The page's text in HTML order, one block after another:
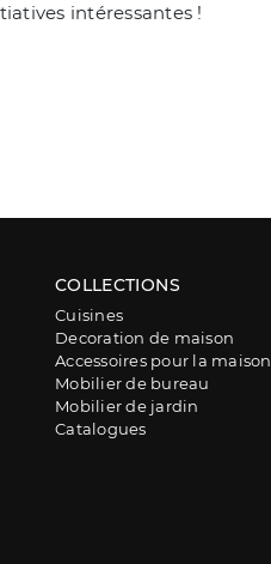
intéressantes !
COLLECTIONS
Cuisines
Decoration de maison
Accessoires pour la maison
Mobilier de bureau
Mobilier de jardin
Catalogues